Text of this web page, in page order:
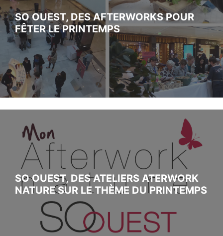
SO OUEST, DES AFTERWORKS POUR
FÊTER LE PRINTEMPS
SO OUEST, DES ATELIERS ATERWORK
NATURE SUR LE THÈME DU PRINTEMPS